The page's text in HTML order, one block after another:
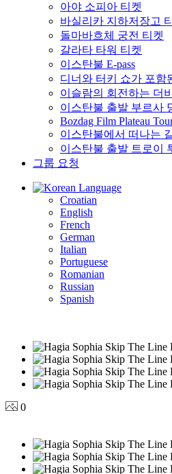
아야 소피아 티켓
바실리카 지하저장고
돌마바흐체 궁전 티켓
갈라타 타워 티켓
이스탄불 E-pass
디너와 터키 쇼가 포함
이슬람의 회전하는 더
이스탄불 출발 부르사
Bozdag Film Plateau
이스탄불에서 떠나는
이스탄불 출발 트로이
그룹 요청
Language
Croatian
English
French
German
Italian
Portuguese
Romanian
Russian
Spanish
0